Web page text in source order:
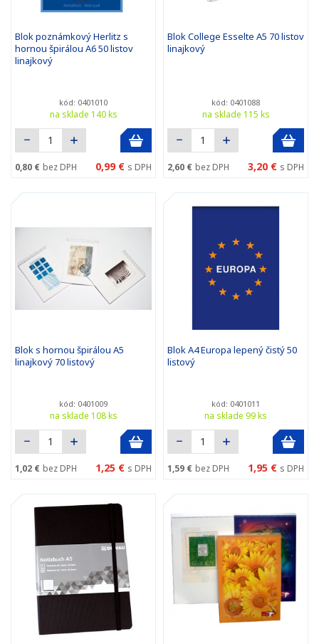
Blok poznámkový Herlitz s
hornou špirálou A6 50 listov
linajkový
kód: 0401010
na sklade 140 ks
0,80 € bez DPH 0,99 € s DPH
Blok College Esselte A5 70 listov
linajkový
kód: 0401088
na sklade 115 ks
2,60 € bez DPH 3,20 € s DPH
Blok s hornou špirálou A5
linajkový 70 listový
kód: 0401009
na sklade 108 ks
1,02 € bez DPH 1,25 € s DPH
Blok A4 Europa lepený čistý 50
listový
kód: 0401011
na sklade 99 ks
1,59 € bez DPH 1,95 € s DPH